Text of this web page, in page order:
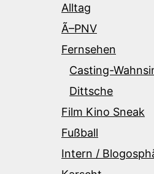
Alltag
Ã–PNV
Fernsehen
Casting-
Dittsche
Film Kino Sneak
Fußball
Intern /